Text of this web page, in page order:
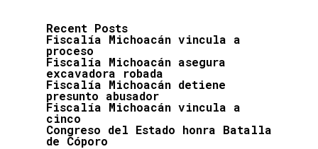
Recent Posts
Fiscalía Michoacán vincula a
proceso
Fiscalía Michoacán asegura
excavadora robada
Fiscalía Michoacán detiene
presunto abusador
Fiscalía Michoacán vincula a
cinco
Congreso del Estado honra Batalla
de Cóporo